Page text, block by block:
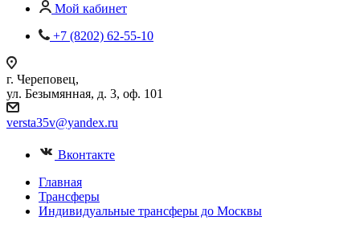
Мой кабинет
+7 (8202) 62-55-10
г. Череповец,
ул. Безымянная, д. 3, оф. 101
versta35v@yandex.ru
Вконтакте
Главная
Трансферы
Индивидуальные трансферы до Москвы